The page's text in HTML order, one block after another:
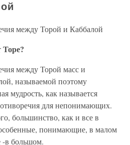
между Торой и Каббалой
между Торой масс и
называемой поэтому
мудрость, как называется
для непонимающих.
большинство, как и все в
понимающие, в малом
-в большом.